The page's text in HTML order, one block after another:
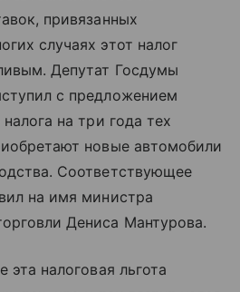
привязанных
случаях этот налог
Депутат Госдумы
с предложением
на три года тех
новые автомобили
Соответствующее
на имя министра
Дениса Мантурова.
налоговая льгота